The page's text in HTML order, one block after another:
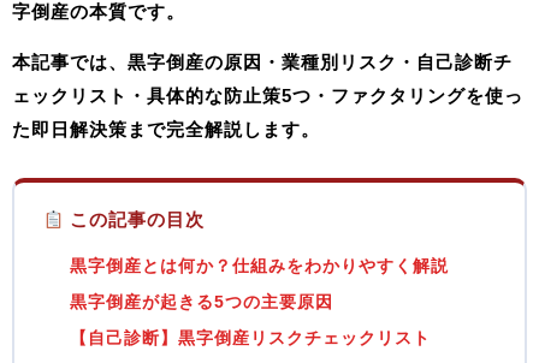
字倒産の本質です。
本記事では、 黒字倒産の原因・業種別リスク・自己診断チ
ェックリスト・具体的な防止策5つ・ファクタリングを使っ
た即日解決策 まで完全解説します。
この記事の目次
黒字倒産とは何か？仕組みをわかりやすく解説
黒字倒産が起きる5つの主要原因
【自己診断】黒字倒産リスクチェックリスト